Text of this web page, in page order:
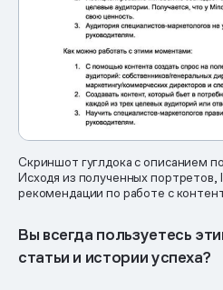
Скриншот гуглдока с описанием
Исходя из полученных портретов,
рекомендации по работе с
Вы всегда пользуетесь
статьи и истории успеха?